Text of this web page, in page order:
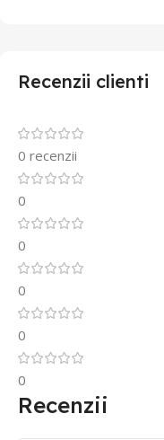
Recenzii clienti
0 recenzii
0
0
0
0
0
Recenzii